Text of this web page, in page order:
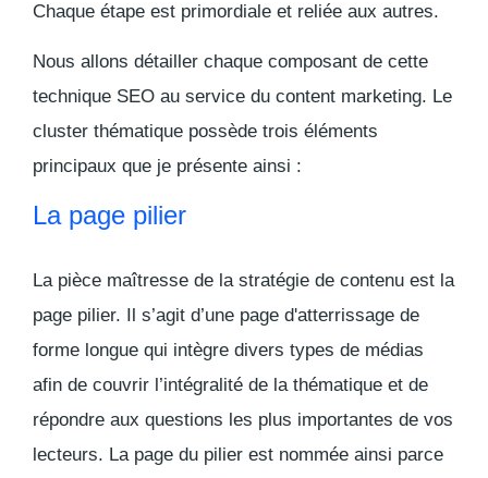
Chaque étape est primordiale et reliée aux autres.
Nous allons détailler chaque composant de cette
technique SEO au service du content marketing. Le
cluster thématique possède trois éléments
principaux que je présente ainsi :
La page pilier
La pièce maîtresse de la stratégie de contenu est la
page pilier. Il s’agit d’une page d'atterrissage de
forme longue qui intègre divers types de médias
afin de couvrir l’intégralité de la thématique et de
répondre aux questions les plus importantes de vos
lecteurs. La page du pilier est nommée ainsi parce